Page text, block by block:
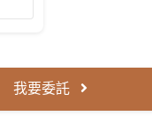
我要委託